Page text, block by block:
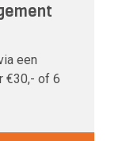
een
€30,- of 6